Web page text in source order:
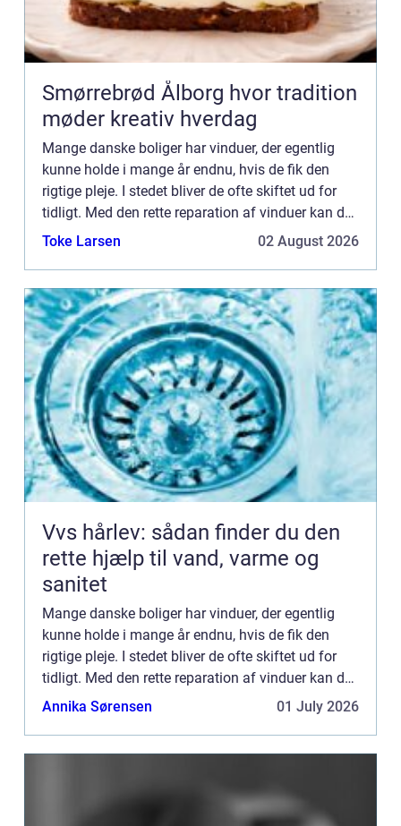
Smørrebrød Ålborg hvor tradition
møder kreativ hverdag
Mange danske boliger har vinduer, der egentlig
kunne holde i mange år endnu, hvis de fik den
rigtige pleje. I stedet bliver de ofte skiftet ud for
tidligt. Med den rette reparation af vinduer kan du
bevare husets oprindelige udtryk, forbedre ko...
Toke Larsen 02 August 2026
Vvs hårlev: sådan finder du den
rette hjælp til vand, varme og
sanitet
Mange danske boliger har vinduer, der egentlig
kunne holde i mange år endnu, hvis de fik den
rigtige pleje. I stedet bliver de ofte skiftet ud for
tidligt. Med den rette reparation af vinduer kan du
bevare husets oprindelige udtryk, forbedre ko...
Annika Sørensen 01 July 2026